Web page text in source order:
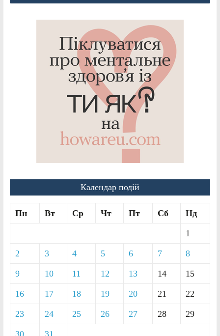
Календар подій
Пн Вт Ср Чт Пт Сб Нд
1
2 3 4 5 6 7 8
9 10 11 12 13 14 15
16 17 18 19 20 21 22
23 24 25 26 27 28 29
30 31